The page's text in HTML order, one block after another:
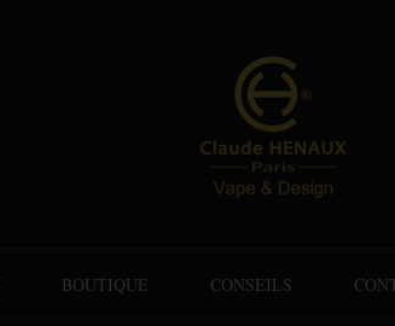
BOUTIQUE CONSEILS